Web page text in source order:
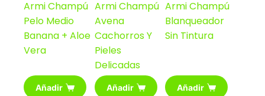
Armi Champú
Pelo Medio
Banana + Aloe
Vera
Añadir
Armi Champú
Avena
Cachorros Y
Pieles
Delicadas
Añadir
Armi Champú
Blanqueador
Sin Tintura
Añadir